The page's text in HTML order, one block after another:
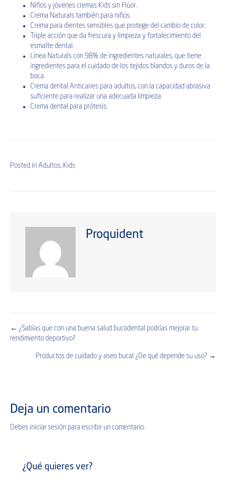
Niños y jóvenes cremas Kids sin Flúor.
Crema Naturals también para niños.
Crema para dientes sensibles que protege del cambio de color.
Triple acción que da frescura y limpieza y fortalecimiento del
esmalte dental.
Linea Naturals con 98% de ingredientes naturales, que tiene
ingredientes para el cuidado de los tejidos blandos y duros de la
boca.
Crema dental Anticaries para adultos, con la capacidad abrasiva
suficiente para realizar una adecuada limpieza.
Crema dental para prótesis.
Posted in Adultos, Kids
Proquident
Posts
navigation
← ¿Sabías que con una buena salud bucodental podrías mejorar tu
rendimiento deportivo?
Productos de cuidado y aseo bucal ¿De qué depende su uso? →
Deja un comentario
Debes iniciar sesión para escribir un comentario.
¿Qué quieres ver?